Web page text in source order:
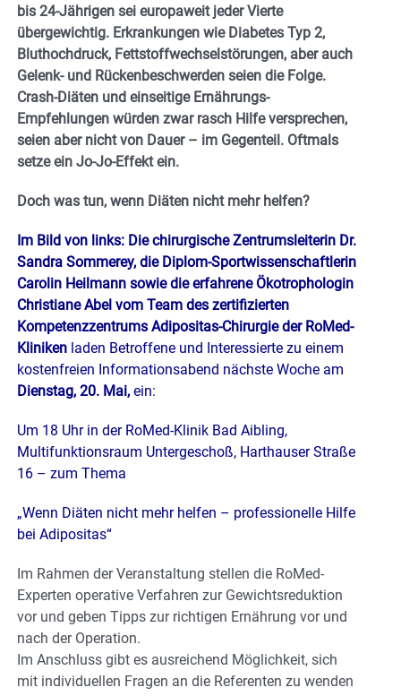
bis 24-Jährigen sei europaweit jeder Vierte
übergewichtig. Erkrankungen wie Diabetes Typ 2,
Bluthochdruck, Fettstoffwechselstörungen, aber auch
Gelenk- und Rückenbeschwerden seien die Folge.
Crash-Diäten und einseitige Ernährungs-
Empfehlungen würden zwar rasch Hilfe versprechen,
seien aber nicht von Dauer – im Gegenteil. Oftmals
setze ein Jo-Jo-Effekt ein.
Doch was tun, wenn Diäten nicht mehr helfen?
Im Bild von links: Die chirurgische Zentrumsleiterin Dr.
Sandra Sommerey, die Diplom-Sportwissenschaftlerin
Carolin Heilmann sowie die erfahrene Ökotrophologin
Christiane Abel vom Team des zertifizierten
Kompetenzzentrums Adipositas-Chirurgie der RoMed-
Kliniken laden Betroffene und Interessierte zu einem
kostenfreien Informationsabend nächste Woche am
Dienstag, 20. Mai, ein:
Um 18 Uhr in der RoMed-Klinik Bad Aibling,
Multifunktionsraum Untergeschoß, Harthauser Straße
16 – zum Thema
„Wenn Diäten nicht mehr helfen – professionelle Hilfe
bei Adipositas“
Im Rahmen der Veranstaltung stellen die RoMed-
Experten operative Verfahren zur Gewichtsreduktion
vor und geben Tipps zur richtigen Ernährung vor und
nach der Operation.
Im Anschluss gibt es ausreichend Möglichkeit, sich
mit individuellen Fragen an die Referenten zu wenden